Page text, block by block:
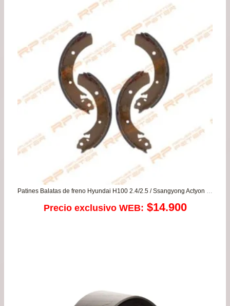
original
era:
$154.900.
es:
$139.900.
Precio exclusivo WEB: $14.900